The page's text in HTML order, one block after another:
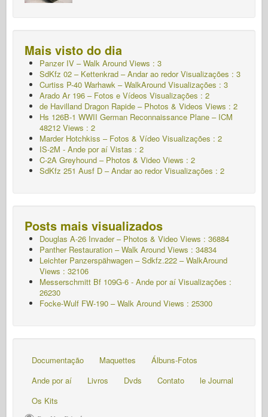
Mais visto do dia
Panzer IV – Walk Around Views : 3
SdKfz 02 – Kettenkrad – Andar ao redor Visualizações : 3
Curtiss P-40 Warhawk – WalkAround Visualizações : 3
Arado Ar 196 – Fotos e Vídeos Visualizações : 2
de Havilland Dragon Rapide – Photos & Videos Views : 2
Hs 126B-1 WWII German Reconnaissance Plane – ICM
48212 Views : 2
Marder Hotchkiss – Fotos & Vídeo Visualizações : 2
IS-2M - Ande por aí Vistas : 2
C-2A Greyhound – Photos & Video Views : 2
SdKfz 251 Ausf D – Andar ao redor Visualizações : 2
Posts mais visualizados
Douglas A-26 Invader – Photos & Video Views : 36884
Panther Restauration – Walk Around Views : 34834
Leichter Panzerspähwagen – Sdkfz.222 – WalkAround
Views : 32106
Messerschmitt Bf 109G-6 - Ande por aí Visualizações :
26230
Focke-Wulf FW-190 – Walk Around Views : 25300
Documentação Maquettes
Álbuns-Fotos
Ande por aí
Livros Dvds Contato
le Journal
Os Kits